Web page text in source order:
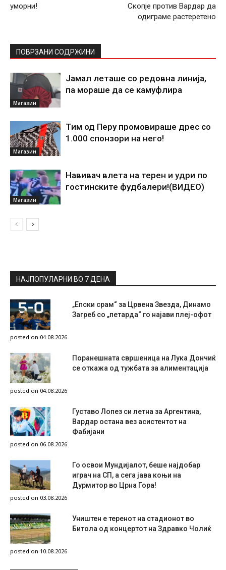
уморни!
Скопје против Вардар да
одиграме растеретено
ПОВРЗАНИ СОДРЖИНИ
Магазин
Јамал леташе со редовна линија,
па мораше да се камуфлира
Магазин
Тим од Перу промовираше дрес со
1.000 спонзори на него!
Магазин
Навивач влета на терен и удри по
гостинските фудбалери!(ВИДЕО)
НАЈПОПУЛАРНИ ВО 7 ДЕНА
„Епски срам“ за Црвена Звезда, Динамо
Загреб со „петарда“ го најави плеј-офот
posted on 04.08.2026
Поранешната свршеница на Лука Дончиќ
се откажа од тужбата за алиментација
posted on 04.08.2026
Густаво Лопез си летна за Аргентина,
Вардар остана вез асистентот на
Фабијани
posted on 06.08.2026
Го освои Мундијалот, беше најдобар
играч на СП, а сега јава коњи на
Дурмитор во Црна Гора!
posted on 03.08.2026
Уништен е теренот на стадионот во
Битола од концертот на Здравко Чолиќ
posted on 10.08.2026